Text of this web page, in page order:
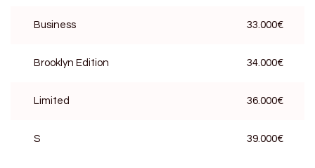
Business 33.000€
Brooklyn Edition 34.000€
Limited 36.000€
S 39.000€